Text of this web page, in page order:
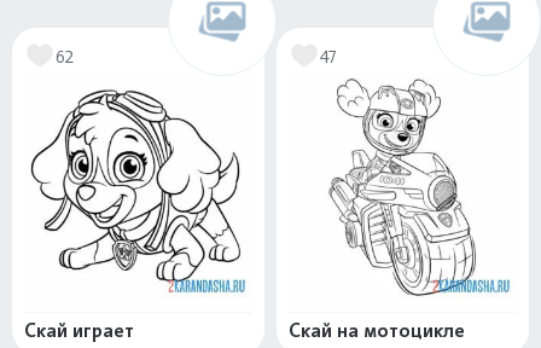
62
Скай играет
47
Скай на мотоцикле